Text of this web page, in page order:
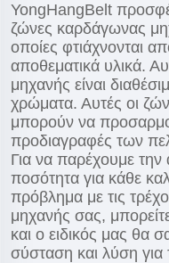
YongHangBelt
ζώνες καρδάγωνας
οποίες φτιάχνονται
αποθεματικά υλικά.
μηχανής είναι
χρώματα. Αυτές οι
μπορούν να
προδιαγραφές των
Για να παρέχουμε την
ποσότητα για κάθε
πρόβλημα με τις
μηχανής σας,
και ο ειδικός μας θα
σύσταση και λύση για